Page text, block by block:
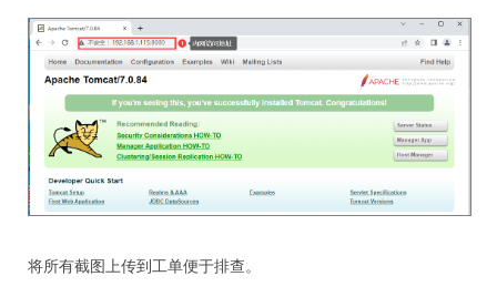
将所有截图上传到工单便于排查。